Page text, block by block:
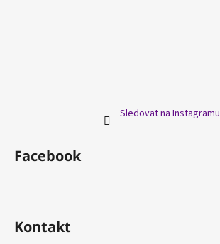
Sledovat na Instagramu
Facebook
Kontakt